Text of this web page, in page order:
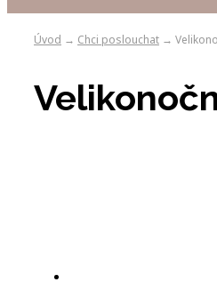
Úvod → Chci poslouchat →